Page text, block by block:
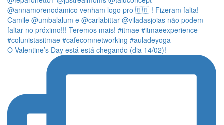
O Valentine’s Day está está chegando (dia 14/02)!